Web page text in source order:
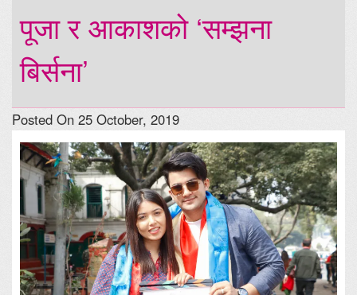
पूजा र आकाशको ‘सम्झना
बिर्सना’
Posted On 25 October, 2019